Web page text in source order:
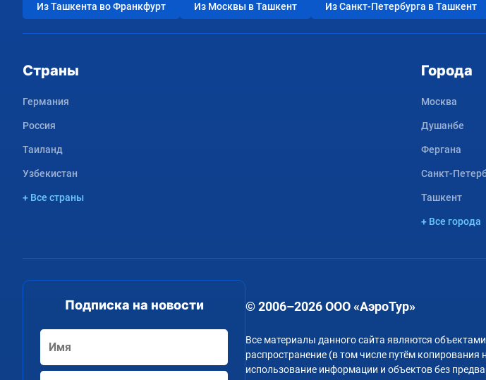
Из Ташкента во Франкфурт Из Москвы в Ташкент Из Санкт-Петербурга в Ташкент
Страны
Германия
Россия
Таиланд
Узбекистан
+ Все страны
Города
Москва
Душанбе
Фергана
Санкт-
Ташкент
+ Все города
Подписка на новости © 2006–2026 ООО «АэроТур»
Все материалы данного сайта являются
распространение (в том числе путём
использование информации и объектов без